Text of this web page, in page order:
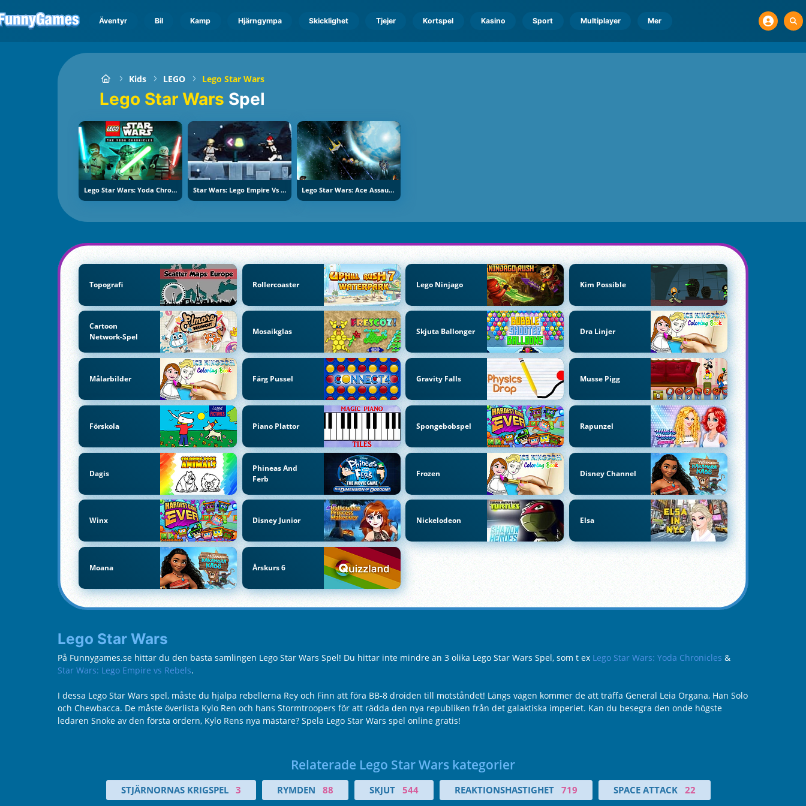
Äventyr Bil Kamp Hjärngympa Skicklighet Tjejer Kortspel Kasino Sport Multiplayer Mer
Kids LEGO Lego Star Wars
Lego Star Wars Spel
Lego Star Wars: Yoda Chronicles Star Wars: Lego Empire Vs Rebels Lego Star Wars: Ace Assault 2
Topografi Rollercoaster Lego Ninjago Kim Possible
Cartoon
Network-Spel
Mosaikglas Skjuta Ballonger Dra Linjer
Målarbilder Färg Pussel Gravity Falls Musse Pigg
Förskola Piano Plattor Spongebobspel Rapunzel
Dagis
Phineas And
Ferb
Frozen Disney Channel
Winx Disney Junior Nickelodeon Elsa
Moana Årskurs 6
Lego Star Wars
På Funnygames.se hittar du den bästa samlingen Lego Star Wars Spel! Du hittar inte mindre än 3 olika Lego Star Wars Spel, som t ex Lego Star Wars: Yoda Chronicles &
Star Wars: Lego Empire vs Rebels.
I dessa Lego Star Wars spel, måste du hjälpa rebellerna Rey och Finn att föra BB-8 droiden till motståndet! Längs vägen kommer de att träffa General Leia Organa, Han Solo
och Chewbacca. De måste överlista Kylo Ren och hans Stormtroopers för att rädda den nya republiken från det galaktiska imperiet. Kan du besegra den onde högste
ledaren Snoke av den första ordern, Kylo Rens nya mästare? Spela Lego Star Wars spel online gratis!
Relaterade Lego Star Wars kategorier
STJÄRNORNAS KRIGSPEL 3 RYMDEN 88 SKJUT 544 REAKTIONSHASTIGHET 719 SPACE ATTACK 22